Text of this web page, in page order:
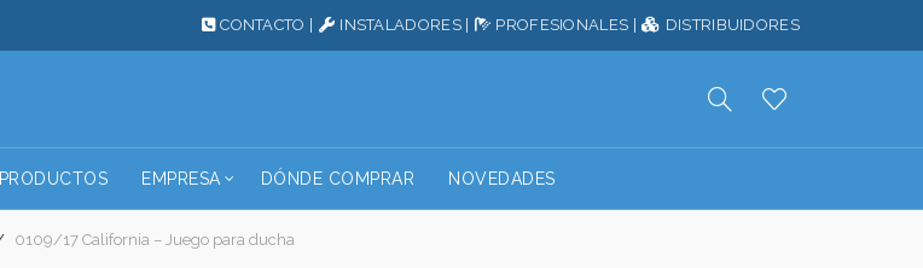
CONTACTO INSTALADORES| PROFESIONALES DISTRIBUIDORES
PRODUCTOS EMPRESA DÓNDE COMPRAR NOVEDADES
0109/17 California – Juego para ducha